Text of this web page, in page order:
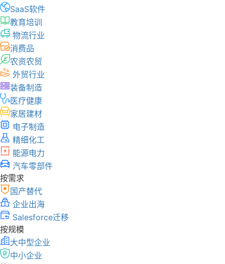
SaaS软件
教育培训
物流行业
消费品
农资农贸
外贸行业
装备制造
医疗健康
家居建材
电子制造
精细化工
能源电力
汽车零部件
按需求
国产替代
企业出海
Salesforce迁移
按规模
大中型企业
中小企业